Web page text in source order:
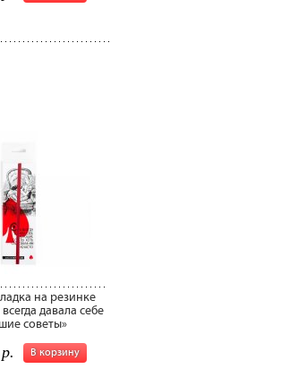
на резинке
давала себе
советы»
В корзину